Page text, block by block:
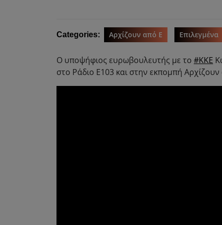
Categories: Αρχίζουν από Ε Επιλεγμένα
Ο υποψήφιος ευρωβουλευτής με το #ΚΚΕ
στο Ράδιο Ε103 και στην εκπομπή Αρχίζουν